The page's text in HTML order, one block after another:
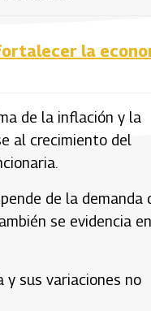
la
de la inflación y la
al crecimiento del
de la demanda
se evidencia en
y sus variaciones no